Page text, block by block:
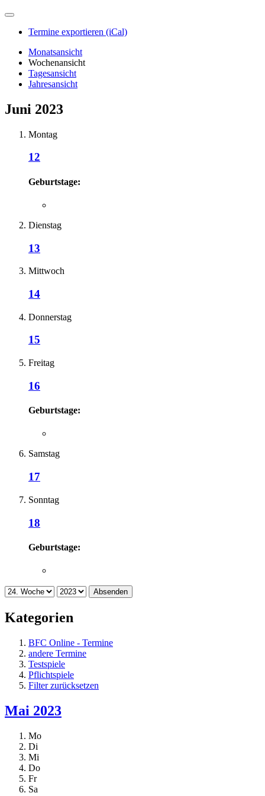
Termine exportieren (iCal)
Monatsansicht
Wochenansicht
Tagesansicht
Jahresansicht
Juni 2023
Montag
12
Geburtstage:
Dienstag
13
Mittwoch
14
Donnerstag
15
Freitag
16
Geburtstage:
Samstag
17
Sonntag
18
Geburtstage:
Absenden
Kategorien
BFC Online - Termine
andere Termine
Testspiele
Pflichtspiele
Filter zurücksetzen
Mai 2023
Mo
Di
Mi
Do
Fr
Sa